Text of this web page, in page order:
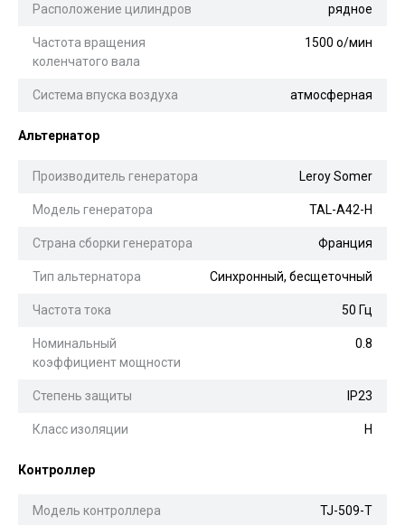
Расположение цилиндров рядное
Частота вращения
коленчатого вала
1500 о/мин
Система впуска воздуха атмосферная
Альтернатор
Производитель генератора Leroy Somer
Модель генератора TAL-A42-H
Страна сборки генератора Франция
Тип альтернатора Синхронный, бесщеточный
Частота тока 50 Гц
Номинальный
коэффициент мощности
0.8
Степень защиты IP23
Класс изоляции H
Контроллер
Модель контроллера TJ-509-T